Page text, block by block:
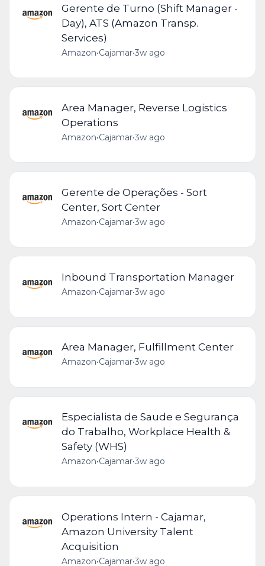
Gerente de Turno (Shift Manager -
Day), ATS (Amazon Transp.
Services)
Amazon•Cajamar•3w ago
Area Manager, Reverse Logistics
Operations
Amazon•Cajamar•3w ago
Gerente de Operações - Sort
Center, Sort Center
Amazon•Cajamar•3w ago
Inbound Transportation Manager
Amazon•Cajamar•3w ago
Area Manager, Fulfillment Center
Amazon•Cajamar•3w ago
Especialista de Saude e Segurança
do Trabalho, Workplace Health &
Safety (WHS)
Amazon•Cajamar•3w ago
Operations Intern - Cajamar,
Amazon University Talent
Acquisition
Amazon•Cajamar•3w ago